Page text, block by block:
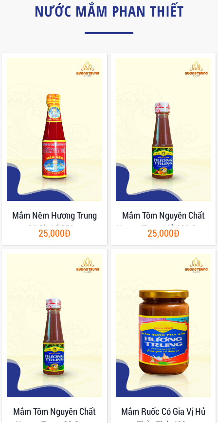
NƯỚC MẮM PHAN THIẾT
Mắm Nêm Hương Trung
Có Gia Vị 250gr
25,000Đ
Mắm Tôm Nguyên Chất
Hương Trung Hủ 200 Gram
25,000Đ
Mắm Tôm Nguyên Chất
Mắm Ruốc Có Gia Vị Hủ